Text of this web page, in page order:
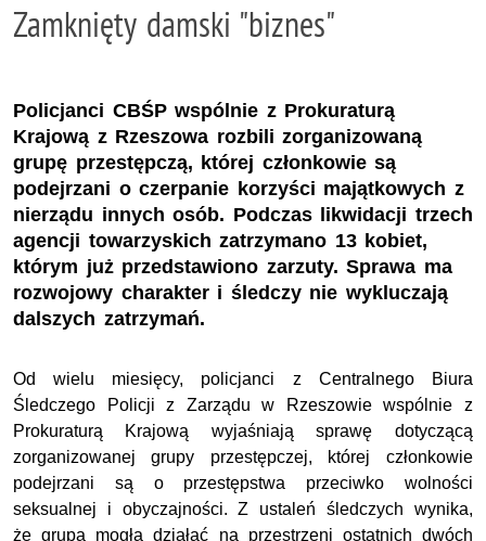
Zamknięty damski "biznes"
Policjanci CBŚP wspólnie z Prokuraturą
Krajową z Rzeszowa rozbili zorganizowaną
grupę przestępczą, której członkowie są
podejrzani o czerpanie korzyści majątkowych z
nierządu innych osób. Podczas likwidacji trzech
agencji towarzyskich zatrzymano 13 kobiet,
którym już przedstawiono zarzuty. Sprawa ma
rozwojowy charakter i śledczy nie wykluczają
dalszych zatrzymań.
Od wielu miesięcy, policjanci z Centralnego Biura
Śledczego Policji z Zarządu w Rzeszowie wspólnie z
Prokuraturą Krajową wyjaśniają sprawę dotyczącą
zorganizowanej grupy przestępczej, której członkowie
podejrzani są o przestępstwa przeciwko wolności
seksualnej i obyczajności. Z ustaleń śledczych wynika,
że grupa mogła działać na przestrzeni ostatnich dwóch